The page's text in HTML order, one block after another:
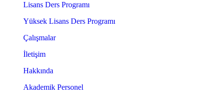
Lisans Ders Programı
Yüksek Lisans Ders Programı
Çalışmalar
İletişim
Hakkında
Akademik Personel